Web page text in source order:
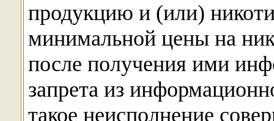
продукцию и (или)
минимальной цены на
после получения ими
запрета из
такое неисполнение